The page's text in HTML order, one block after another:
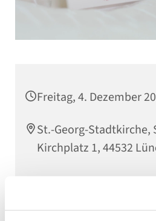
Freitag, 4. Dezember
St.-Georg-Stadtkirche,
Kirchplatz 1, 44532